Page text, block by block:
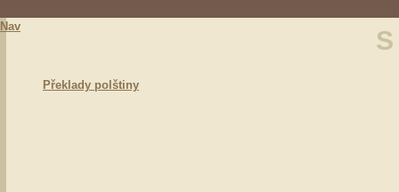
Překlady polštiny
Nav